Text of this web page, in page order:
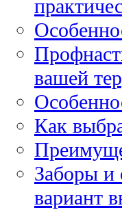
вашей
Как
Заборы и
вариант